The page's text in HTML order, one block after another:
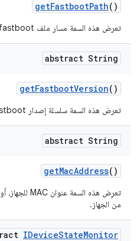
getFastbootPath()
تعرض هذه السمة مسار ملف fastboot الثنائي المستخدَم.
abstract String
getFastbootVersion()
تعرض هذه السمة سلسلة إصدار fastboot الثنائية المستخدَمة.
abstract String
getMacAddress()
من الجهاز.
IDeviceStateMonitor